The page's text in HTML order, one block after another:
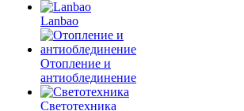
Lanbao
Отопление и
антиоблединение
Светотехника